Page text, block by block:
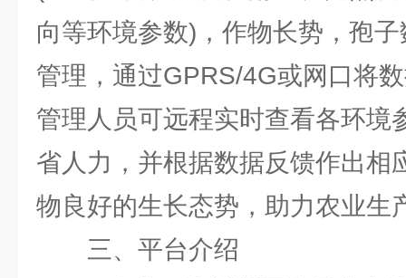
向等环境参数)，作物长势，孢
管理，通过GPRS/4G或网口将
管理人员可远程实时查看各环境
省人力，并根据数据反馈作出相
物良好的生长态势，助力农业生
三、平台介绍